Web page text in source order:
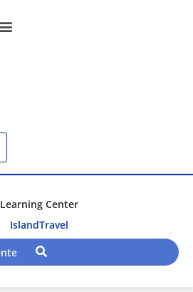
Learning Center
IslandTravel